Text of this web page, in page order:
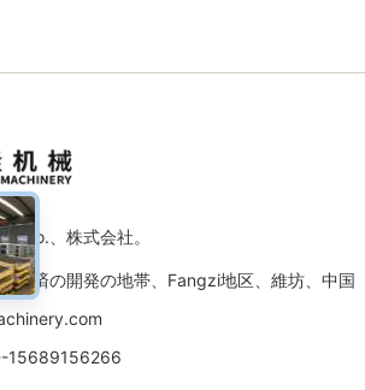
Co.、株式会社。
、経済の開発の地帯、Fangzi地区、維坊、中国
15689156266